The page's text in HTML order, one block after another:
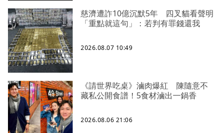
慈濟遭詐10億沉默5年 四叉貓看聲明
「重點就這句」：若判有罪錢還我
2026.08.07 10:49
《請世界吃桌》滷肉爆紅 陳隨意不
藏私公開食譜！5食材滷出一鍋香
2026.08.06 21:06